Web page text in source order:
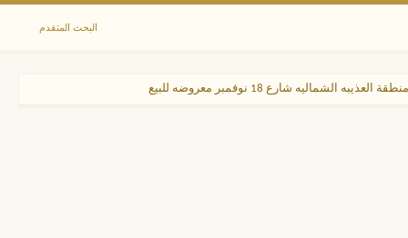
البحث المتقدم
شارع 18 نوفمبر معروضه للبيع